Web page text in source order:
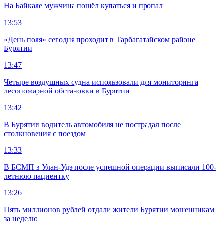
На Байкале мужчина пошёл купаться и пропал
13:53
«День поля» сегодня проходит в Тарбагатайском районе
Бурятии
13:47
Четыре воздушных судна использовали для мониторинга
лесопожарной обстановки в Бурятии
13:42
В Бурятии водитель автомобиля не пострадал после
столкновения с поездом
13:33
В БСМП в Улан-Удэ после успешной операции выписали 100-
летнюю пациентку
13:26
Пять миллионов рублей отдали жители Бурятии мошенникам
за неделю